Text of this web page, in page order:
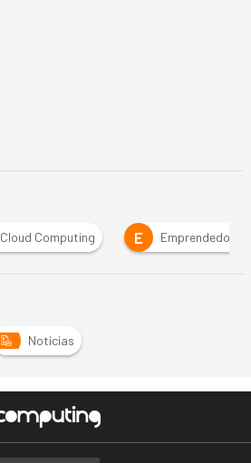
Cloud Computing E Emprendedores
Noticias